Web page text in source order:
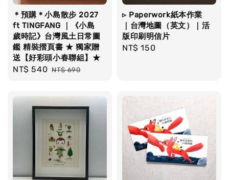
＊預購＊小島散步 2027
ft TINGFANG ｜《小島
歲時記》台灣風土日常圖
鑑 精裝摺頁書 ★ 獨家贈
送【好彩頭小春聯組】★
Sale
NT$ 540 Regular
NT$ 690
▹ Paperwork紙本作業
｜台灣地圖（英文）｜活
版印刷明信片
Regular
NT$ 150